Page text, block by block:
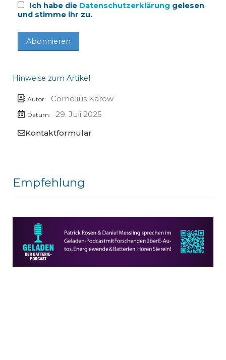
Ich habe die Datenschutzerklärung gelesen
und stimme ihr zu.
Hinweise zum Artikel
Autor: Cornelius Karow
Datum:
29. Juli 2025
Kontaktformular
Empfehlung